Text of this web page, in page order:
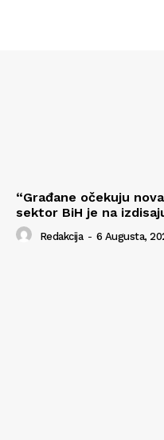
“Građane očekuju
sektor BiH je na
Redakcija - 6 Augusta,